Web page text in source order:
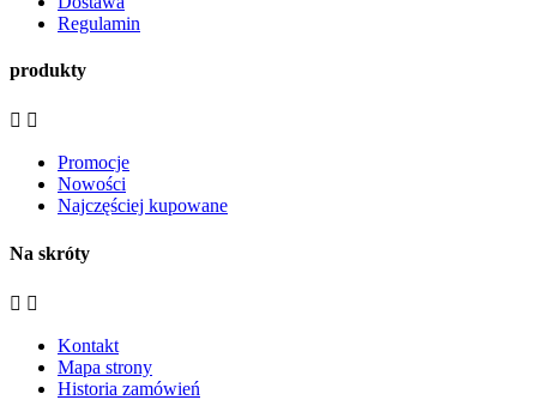
Regulamin
produkty
 
Promocje
Nowości
Najczęściej kupowane
Na skróty
 
Kontakt
Mapa strony
Historia zamówień